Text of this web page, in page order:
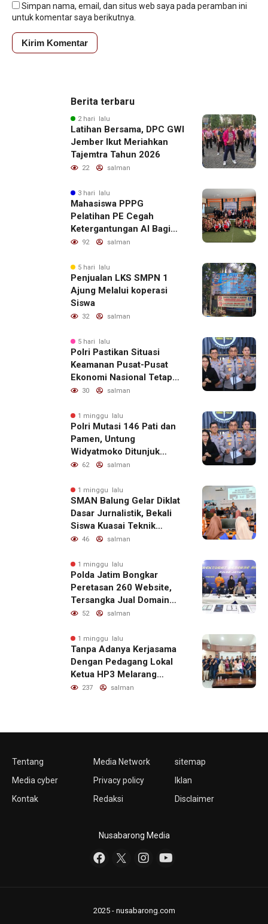
Simpan nama, email, dan situs web saya pada peramban ini
untuk komentar saya berikutnya.
Berita terbaru
2 hari lalu
Latihan Bersama, DPC GWI
Jember Ikut Meriahkan
Tajemtra Tahun 2026
22 salman
3 hari lalu
Mahasiswa PPPG
Pelatihan PE Cegah
Ketergantungan AI Bagi
92 salman
5 hari lalu
Penjualan LKS SMPN 1
Ajung Melalui koperasi
Siswa
32 salman
5 hari lalu
Polri Pastikan Situasi
Keamanan Pusat-Pusat
Ekonomi Nasional Tetap
Kondusif
30 salman
1 minggu lalu
Polri Mutasi 146 Pati dan
Pamen, Untung
Widyatmoko Ditunjuk
sebagai Kadivhubinter
62 salman
1 minggu lalu
SMAN Balung Gelar Diklat
Dasar Jurnalistik, Bekali
Siswa Kuasai Teknik
Menulis Berita yang
46 salman
1 minggu lalu
Polda Jatim Bongkar
Peretasan 260 Website,
Tersangka Jual Domain
untuk Promosi Judi Online
52 salman
1 minggu lalu
Tanpa Adanya Kerjasama
Dengan Pedagang Lokal
Ketua HP3 Melarang
Aktifitas Pedagang Ikan
237 salman
Tentang
Media cyber
Kontak
Media Network
Privacy policy
Redaksi
sitemap
Iklan
Disclaimer
Nusabarong Media
2025 - nusabarong.com